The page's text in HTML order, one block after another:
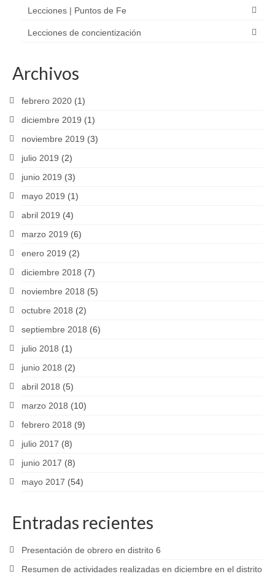
Lecciones | Puntos de Fe
Lecciones de concientización
Archivos
febrero 2020 (1)
diciembre 2019 (1)
noviembre 2019 (3)
julio 2019 (2)
junio 2019 (3)
mayo 2019 (1)
abril 2019 (4)
marzo 2019 (6)
enero 2019 (2)
diciembre 2018 (7)
noviembre 2018 (5)
octubre 2018 (2)
septiembre 2018 (6)
julio 2018 (1)
junio 2018 (2)
abril 2018 (5)
marzo 2018 (10)
febrero 2018 (9)
julio 2017 (8)
junio 2017 (8)
mayo 2017 (54)
Entradas recientes
Presentación de obrero en distrito 6
Resumen de actividades realizadas en diciembre en el distrito